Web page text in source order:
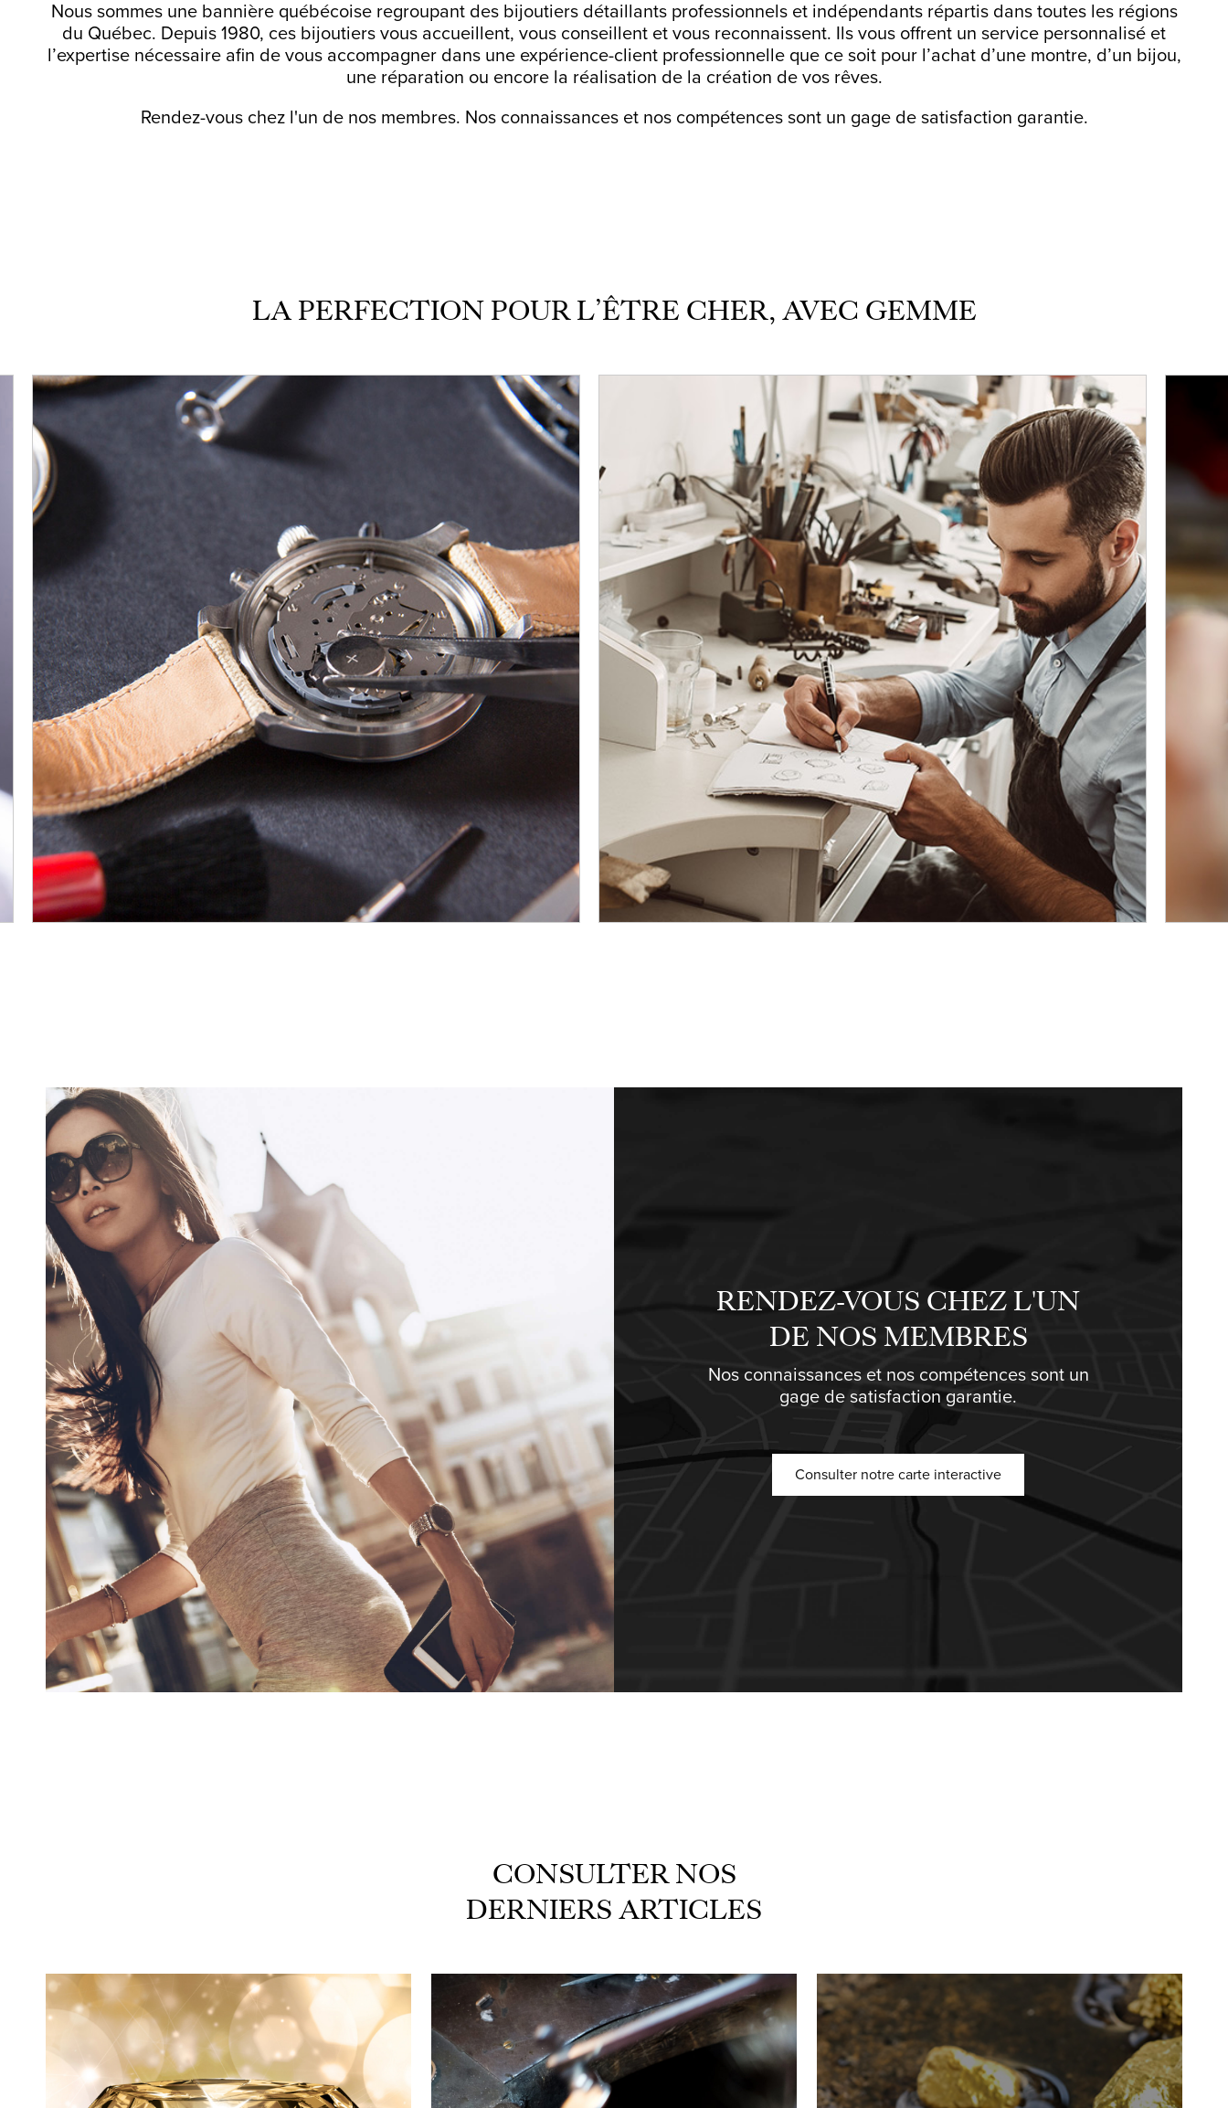
Nous sommes une bannière québécoise regroupant des bijoutiers détaillants professionnels et indépendants répartis dans toutes les régions
du Québec. Depuis 1980, ces bijoutiers vous accueillent, vous conseillent et vous reconnaissent. Ils vous offrent un service personnalisé et
l’expertise nécessaire afin de vous accompagner dans une expérience-client professionnelle que ce soit pour l’achat d’une montre, d’un bijou,
une réparation ou encore la réalisation de la création de vos rêves.
Rendez-vous chez l'un de nos membres. Nos connaissances et nos compétences sont un gage de satisfaction garantie.
LA PERFECTION POUR L’ÊTRE CHER, AVEC GEMME
RENDEZ-VOUS CHEZ L'UN
DE NOS MEMBRES
Nos connaissances et nos compétences sont un
gage de satisfaction garantie.
Consulter notre carte interactive
CONSULTER NOS
DERNIERS ARTICLES